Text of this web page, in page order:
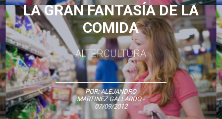
LA GRAN FANTASÍA DE LA
COMIDA
ALTERCULTURA
POR:ALEJANDRO
MARTINEZ GALLARDO-
07/09/2012